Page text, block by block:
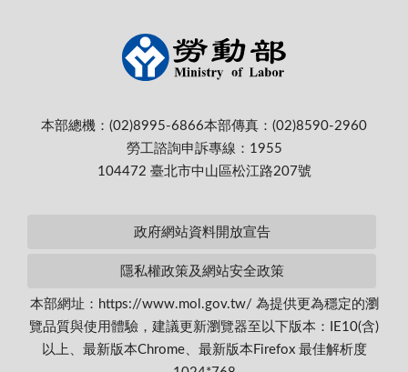
本部總機：(02)8995-6866本部傳真：(02)8590-2960
勞工諮詢申訴專線：1955
104472 臺北市中山區松江路207號
政府網站資料開放宣告
隱私權政策及網站安全政策
本部網址：https://www.mol.gov.tw/ 為提供更為穩定的瀏
覽品質與使用體驗，建議更新瀏覽器至以下版本：IE10(含)
以上、最新版本Chrome、最新版本Firefox 最佳解析度